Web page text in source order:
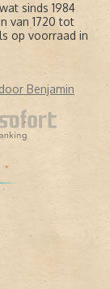
sinds 1984
van 1720 tot
op voorraad in
Benjamin